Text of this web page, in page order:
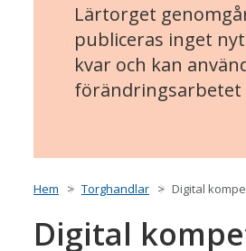
Lärtorget
publiceras inget
kvar och kan
förändringsarbetet
Hem Torghandlar Digital
Digital